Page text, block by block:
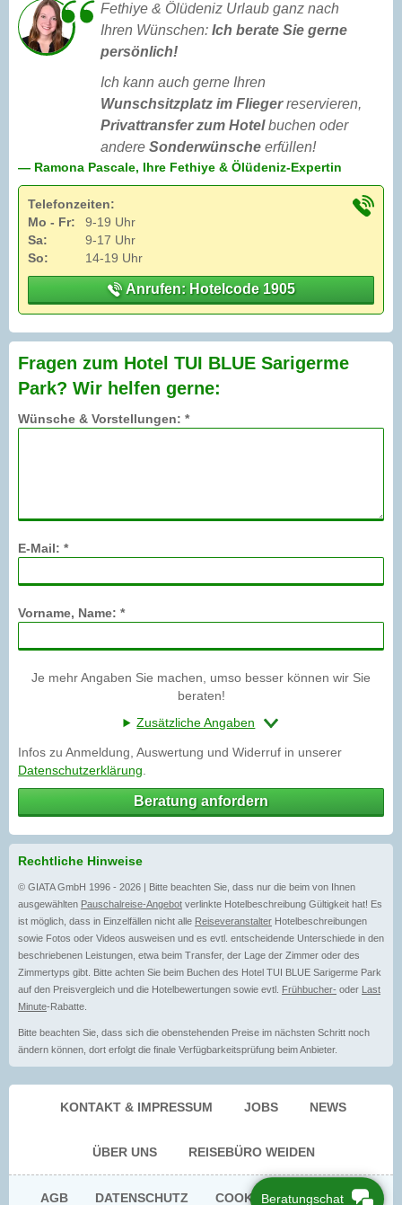
Fethiye & Ölüdeniz Urlaub ganz nach
Ihren Wünschen: Ich berate Sie gerne
persönlich!
Ich kann auch gerne Ihren
Wunschsitzplatz im Fliegerreservieren,
Privattransfer zum Hotelbuchen oder
andere Sonderwünsche erfüllen!
— Ramona Pascale, Ihre Fethiye & Ölüdeniz-Expertin
Telefonzeiten:
Mo - Fr:
9-19 Uhr
Sa:
9-17 Uhr
So:
14-19 Uhr
Anrufen: Hotelcode 1905
Fragen zum Hotel TUI BLUE Sarigerme
Park? Wir helfen gerne:
Wünsche & Vorstellungen: *
E-Mail: *
Vorname, Name: *
Je mehr Angaben Sie machen, umso besser können wir Sie
beraten!
Zusätzliche Angaben
Infos zu Anmeldung, Auswertung und Widerruf in unserer
Datenschutzerklärung
Beratung anfordern
Rechtliche Hinweise
© GIATA GmbH 1996 - 2026 | Bitte beachten Sie, dass nur die beim von Ihnen
ausgewählten Pauschalreise-Angebot verlinkte Hotelbeschreibung Gültigkeit hat! Es
ist möglich, dass in Einzelfällen nicht alle Reiseveranstalter Hotelbeschreibungen
sowie Fotos oder Videos ausweisen und es evtl. entscheidende Unterschiede in den
beschriebenen Leistungen, etwa beim Transfer, der Lage der Zimmer oder des
Zimmertyps gibt. Bitte achten Sie beim Buchen des Hotel TUI BLUE Sarigerme Park
auf den Preisvergleich und die Hotelbewertungen sowie evtl. Frühbucher- oder Last
Minute-Rabatte.
Bitte beachten Sie, dass sich die obenstehenden Preise im nächsten Schritt noch
ändern können, dort erfolgt die finale Verfügbarkeitsprüfung beim Anbieter.
KONTAKT & IMPRESSUM JOBS NEWS
ÜBER UNS REISEBÜRO WEIDEN
AGB DATENSCHUTZ COOKIE EINWILLIGUNG
Beratungschat